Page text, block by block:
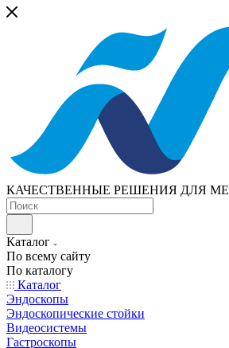
КАЧЕСТВЕННЫЕ РЕШЕНИЯ ДЛЯ
Каталог
По всему сайту
По каталогу
Каталог
Эндоскопы
Эндоскопические стойки
Видеосистемы
Гастроскопы